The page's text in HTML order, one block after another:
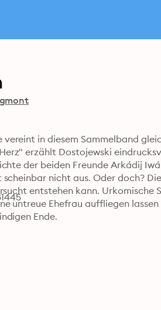
in diesem Sammelband
erzählt Dostojewski
der beiden Freunde Arkádij
nicht aus. Oder doch?
entstehen kann. Urkomische
untreue Ehefrau auffliegen
Ende.